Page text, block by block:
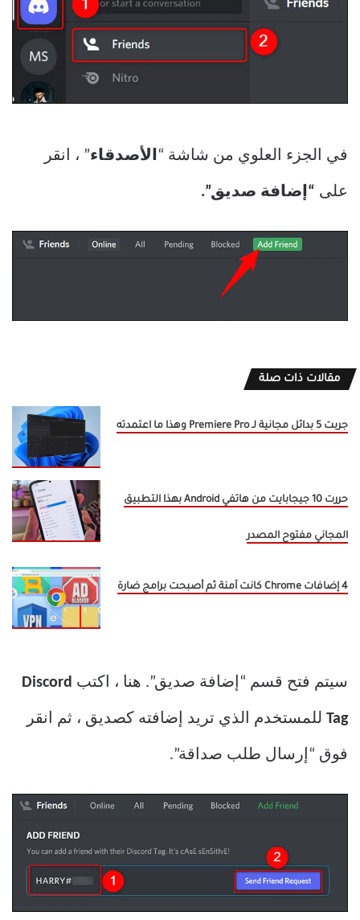
في الجزء العلوي من شاشة “الأصدقاء” ، انقر
على “إضافة صديق”.
مقالات ذات صلة
جربت 5 بدائل مجانية لـ Premiere Pro وهذا ما اعتمدته
حررت 10 جيجابايت من هاتفي Android بهذا التطبيق
المجاني مفتوح المصدر
4 إضافات Chrome كانت آمنة ثم أصبحت برامج ضارة
سيتم فتح قسم “إضافة صديق”. هنا ، اكتب Discord
Tag للمستخدم الذي تريد إضافته كصديق ، ثم انقر
فوق “إرسال طلب صداقة”.